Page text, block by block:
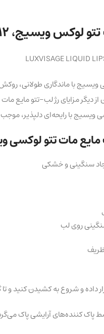
12 ساعت ماندگاری حجم 4 میلی لیتر
LUXVISAGE LIQUID
از دیگر مزایای رژ لب-تتو
ویسیج با رایحه‌ای دلپذیر،
مات تتو لوکسی
سنگینی و خشکی
روی لب
داده و شروع به کشیدن کنید و
پاک کننده‌های آرایشی پاک